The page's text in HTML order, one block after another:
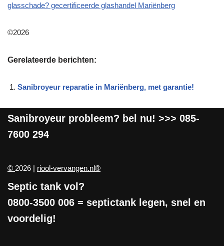
glasschade? gecertificeerde glashandel Mariënberg
©2026
Gerelateerde berichten:
Sanibroyeur reparatie in Mariënberg, met garantie!
Sanibroyeur probleem? bel nu! >>> 085-
7600 294
© 2026 | riool-vervangen.nl®
Septic tank vol?
0800-3500 006 = septictank legen, snel en
voordelig!